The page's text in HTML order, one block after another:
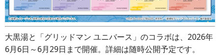
大黒湯と「グリッドマン ユニバース」のコラボは、2026年
6月6日～6月29日まで開催。詳細は随時公開予定です。